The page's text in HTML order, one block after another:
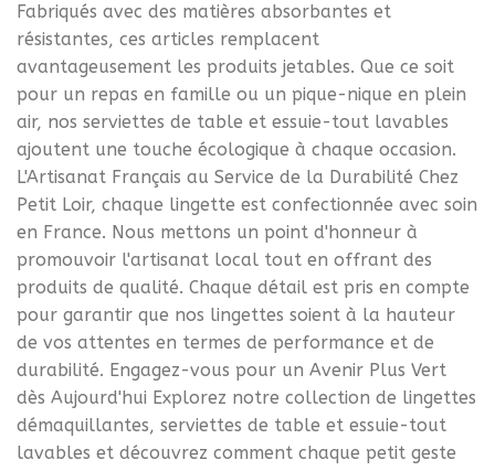
Fabriqués avec des matières absorbantes et
résistantes, ces articles remplacent
avantageusement les produits jetables. Que ce soit
pour un repas en famille ou un pique-nique en plein
air, nos serviettes de table et essuie-tout lavables
ajoutent une touche écologique à chaque occasion.
L'Artisanat Français au Service de la Durabilité Chez
Petit Loir, chaque lingette est confectionnée avec soin
en France. Nous mettons un point d'honneur à
promouvoir l'artisanat local tout en offrant des
produits de qualité. Chaque détail est pris en compte
pour garantir que nos lingettes soient à la hauteur
de vos attentes en termes de performance et de
durabilité. Engagez-vous pour un Avenir Plus Vert
dès Aujourd'hui Explorez notre collection de lingettes
démaquillantes, serviettes de table et essuie-tout
lavables et découvrez comment chaque petit geste